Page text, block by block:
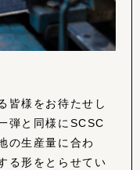
皆様をお待たせし
弾と同様にSCSC
の生産量に合わ
る形をとらせてい